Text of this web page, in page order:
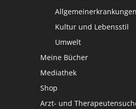
Kultur und Lebensstil
Umwelt
Meine Bücher
Mediathek
Shop
Arzt- und